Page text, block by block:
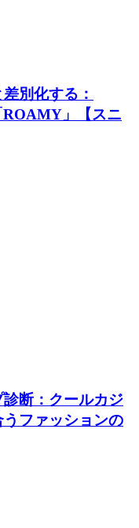
別化する：
」【スニ
断：クールカジ
ファッションの